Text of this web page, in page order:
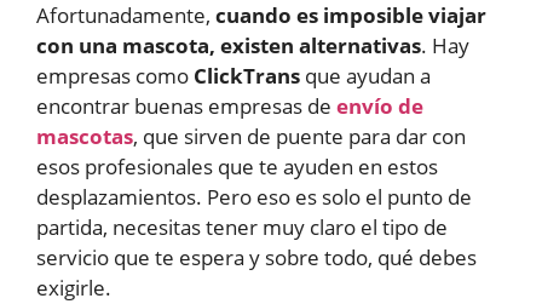
Afortunadamente, cuando es imposible viajar
con una mascota, existen alternativas. Hay
empresas como ClickTrans que ayudan a
encontrar buenas empresas de envío de
mascotas, que sirven de puente para dar con
esos profesionales que te ayuden en estos
desplazamientos. Pero eso es solo el punto de
partida, necesitas tener muy claro el tipo de
servicio que te espera y sobre todo, qué debes
exigirle.